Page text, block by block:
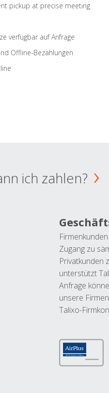
pickup at precise meeting
verfügbar auf Anfrage
Offline-Bezahlungen
ich zahlen?
Zugang zu
Privatkunden
unterstützt
Anfrage
unsere
Talixo-